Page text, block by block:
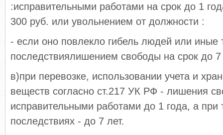
:исправительными работами на срок до 1
300 руб. или увольнением от должности :
- если оно повлекло гибель людей или иные
последствиялишением свободы на срок до 7
в)при перевозке, использовании учета и
веществ согласно ст.217 УК РФ - лишения
исправительными работами до 1 года, а при
последствиях - до 7 лет.